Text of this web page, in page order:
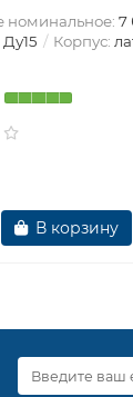
номинальное: 7
Ду15 Корпус:
В корзину